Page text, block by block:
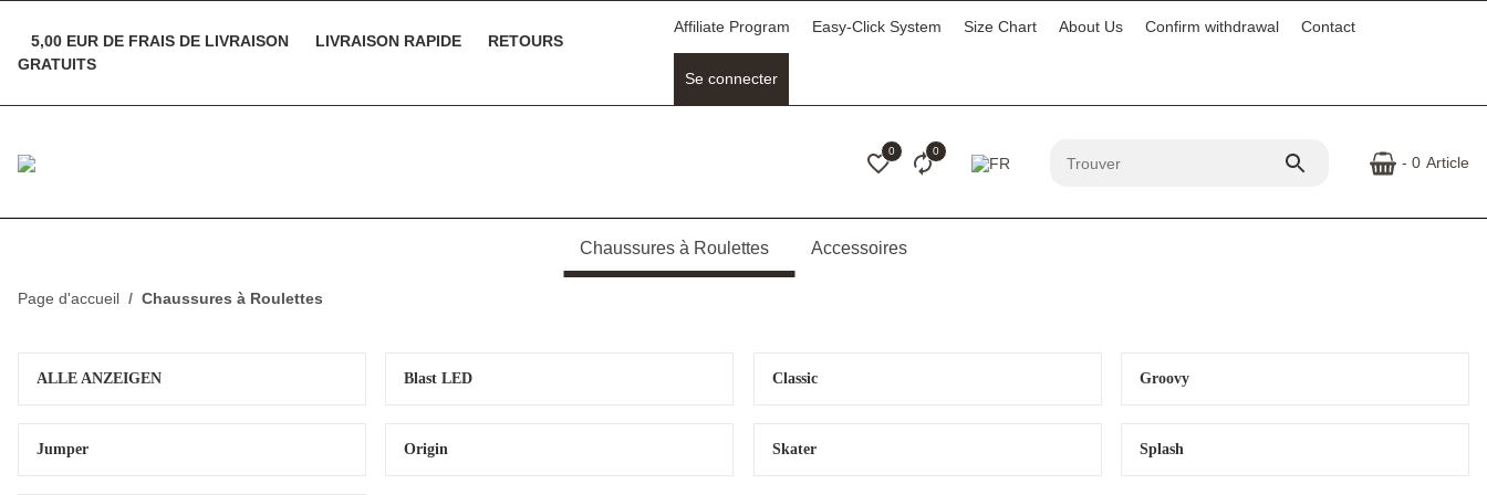
5,00 EUR DE FRAIS DE LIVRAISON LIVRAISON RAPIDE
RETOURS
GRATUITS
Affiliate Program Easy-Click System Size Chart About Us Confirm withdrawal Contact
Se connecter
0 0
- 0 Article
Chaussures à Roulettes Accessoires
Page d'accueil Chaussures à Roulettes
ALLE ANZEIGEN Blast LED Classic Groovy
Jumper Origin Skater Splash